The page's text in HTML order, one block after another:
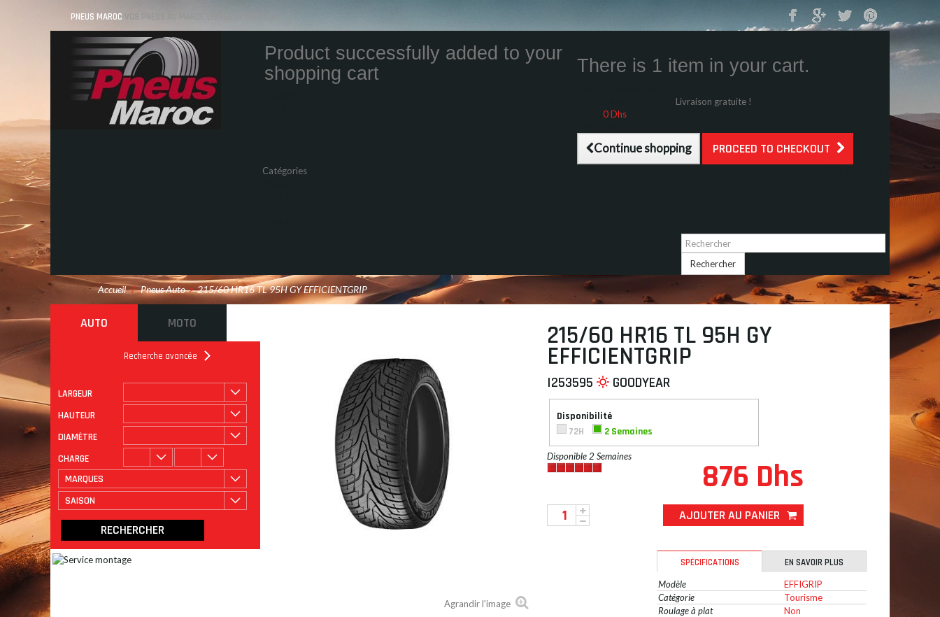
PNEUS MAROC VOS PNEUS AU MAROC LIVRÉS ET MONTÉS
Product successfully added to your
shopping cart
There is 1 item in your cart.
Livraison gratuite !
0 Dhs
Continue shopping PROCEED TO CHECKOUT
Catégories
Rechercher
Accueil / Pneus Auto > 215/60 HR16 TL 95H GY EFFICIENTGRIP
AUTO MOTO
Recherche avancée
LARGEUR
HAUTEUR
DIAMÈTRE
CHARGE
MARQUES
SAISON
ROULAGE À PLAT
Agrandir l'image
215/60 HR16 TL 95H GY
EFFICIENTGRIP
I253595 GOODYEAR
Disponibilité
72H
2 Semaines
Disponible 2 Semaines
876 Dhs
AJOUTER AU PANIER
SPÉCIFICATIONS
EN SAVOIR PLUS
Modèle
EFFIGRIP
Catégorie
Tourisme
Roulage à plat
Non